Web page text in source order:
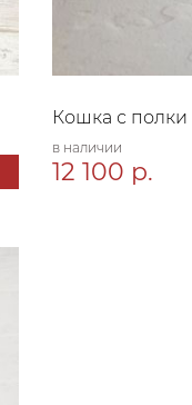
Кошка с полки
в наличии
12 100 р.